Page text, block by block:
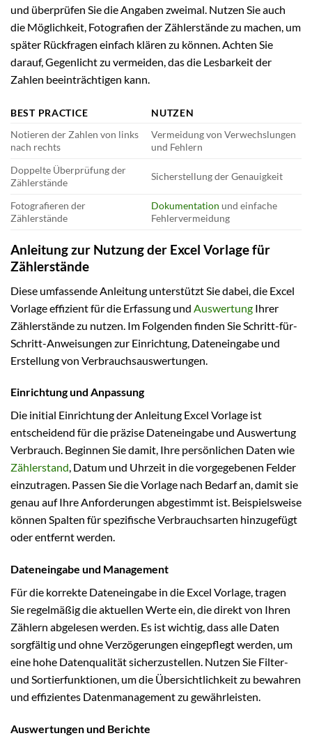
und überprüfen Sie die Angaben zweimal. Nutzen Sie auch
die Möglichkeit, Fotografien der Zählerstände zu machen, um
später Rückfragen einfach klären zu können. Achten Sie
darauf, Gegenlicht zu vermeiden, das die Lesbarkeit der
Zahlen beeinträchtigen kann.
BEST PRACTICE
NUTZEN
Notieren der Zahlen von links
nach rechts
Vermeidung von Verwechslungen
und Fehlern
Doppelte Überprüfung der
Zählerstände
Sicherstellung der Genauigkeit
Fotografieren der
Zählerstände
Dokumentation und einfache
Fehlervermeidung
Anleitung zur Nutzung der Excel Vorlage für
Zählerstände
Diese umfassende Anleitung unterstützt Sie dabei, die Excel
Vorlage effizient für die Erfassung und Auswertung Ihrer
Zählerstände zu nutzen. Im Folgenden finden Sie Schritt-für-
Schritt-Anweisungen zur Einrichtung, Dateneingabe und
Erstellung von Verbrauchsauswertungen.
Einrichtung und Anpassung
Die initial Einrichtung der Anleitung Excel Vorlage ist
entscheidend für die präzise Dateneingabe und Auswertung
Verbrauch. Beginnen Sie damit, Ihre persönlichen Daten wie
Zählerstand, Datum und Uhrzeit in die vorgegebenen Felder
einzutragen. Passen Sie die Vorlage nach Bedarf an, damit sie
genau auf Ihre Anforderungen abgestimmt ist. Beispielsweise
können Spalten für spezifische Verbrauchsarten hinzugefügt
oder entfernt werden.
Dateneingabe und Management
Für die korrekte Dateneingabe in die Excel Vorlage, tragen
Sie regelmäßig die aktuellen Werte ein, die direkt von Ihren
Zählern abgelesen werden. Es ist wichtig, dass alle Daten
sorgfältig und ohne Verzögerungen eingepflegt werden, um
eine hohe Datenqualität sicherzustellen. Nutzen Sie Filter-
und Sortierfunktionen, um die Übersichtlichkeit zu bewahren
und effizientes Datenmanagement zu gewährleisten.
Auswertungen und Berichte